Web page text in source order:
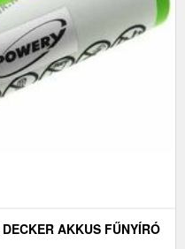
AKKUS FŰNYÍRÓ